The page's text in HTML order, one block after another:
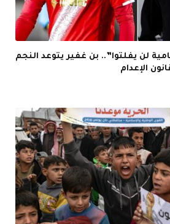
لن يفلتوا”.. بن غفير يتوعد النجم
الإعدام